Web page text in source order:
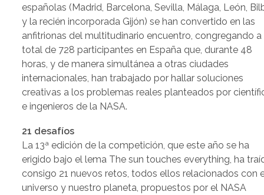
españolas (Madrid, Barcelona, Sevilla, Málaga, León,
y la recién incorporada Gijón) se han convertido en las
anfitrionas del multitudinario encuentro, congregando a
total de 728 participantes en España que, durante 48
horas, y de manera simultánea a otras ciudades
internacionales, han trabajado por hallar soluciones
creativas a los problemas reales planteados por
e ingenieros de la NASA.
21 desafíos
La 13ª edición de la competición, que este año se ha
erigido bajo el lema The sun touches everything, ha
consigo 21 nuevos retos, todos ellos relacionados con
universo y nuestro planeta, propuestos por el NASA